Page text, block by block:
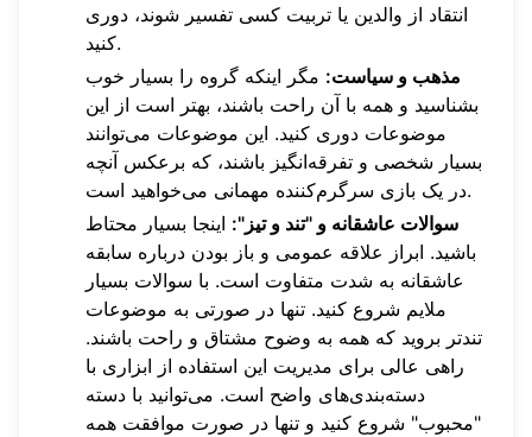
انتقاد از والدین یا تربیت کسی تفسیر شوند، دوری
کنید.
مذهب و سیاست: مگر اینکه گروه را بسیار خوب
بشناسید و همه با آن راحت باشند، بهتر است از این
موضوعات دوری کنید. این موضوعات می‌توانند
بسیار شخصی و تفرقه‌انگیز باشند، که برعکس آنچه
در یک بازی سرگرم‌کننده مهمانی می‌خواهید است.
سوالات عاشقانه و "تند و تیز": اینجا بسیار محتاط
باشید. ابراز علاقه عمومی و باز بودن درباره سابقه
عاشقانه به شدت متفاوت است. با سوالات بسیار
ملایم شروع کنید. تنها در صورتی به موضوعات
تندتر بروید که همه به وضوح مشتاق و راحت باشند.
راهی عالی برای مدیریت این استفاده از ابزاری با
دسته‌بندی‌های واضح است. می‌توانید با دسته
"محبوب" شروع کنید و تنها در صورت موافقت همه